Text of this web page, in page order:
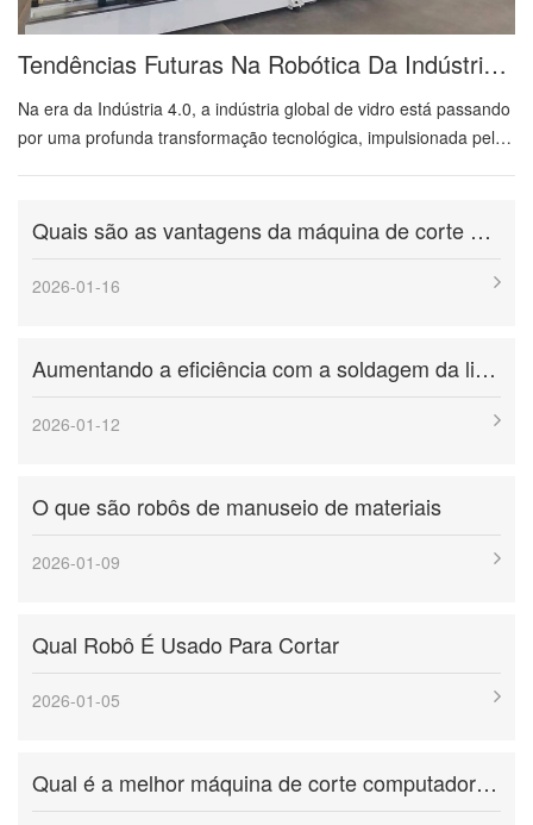
Tendências Futuras Na Robótica Da Indústria De Vidro
Na era da Indústria 4.0, a indústria global de vidro está passando
por uma profunda transformação tecnológica, impulsionada pela
robótica, como um facilitador central da fabricação avançada,
evoluiu de ferramentas de automação especializadas para
sistemas integrados e inteligentes que redefinem os fluxos de
farmacêuticos à instalação arquitetônica de vidro de grande
formato em arranha-c&eacu...
Quais são as vantagens da máquina de corte a laser de 5 eixos
2026-01-16
Aumentando a eficiência com a soldagem da linha de produção
2026-01-12
O que são robôs de manuseio de materiais
2026-01-09
Qual Robô É Usado Para Cortar
2026-01-05
Qual é a melhor máquina de corte computadorizada